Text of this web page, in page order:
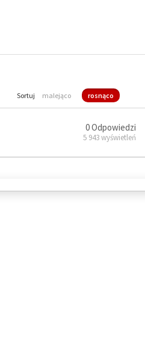
Sortuj malejąco rosnąco
0 Odpowiedzi
5 943 wyświetleń